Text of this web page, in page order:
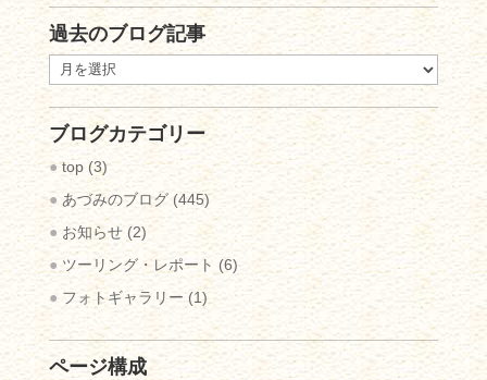
過去のブログ記事
去
ブ
ロ
事
ブログカテゴリー
top(3)
あづみのブログ(445)
お知らせ(2)
ツーリング・レポート (6)
フォトギャラリー (1)
ページ構成